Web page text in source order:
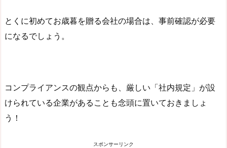
とくに初めてお歳暮を贈る会社の場合は、事前確認が必要
になるでしょう。
コンプライアンスの観点からも、厳しい「社内規定」が設
けられている企業があることも念頭に置いておきましょ
う！
スポンサーリンク